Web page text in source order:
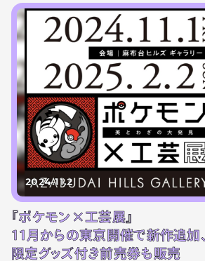
2024.11.2
『ポケモン×工芸展』
11月からの東京開催で新作追加、
限定グッズ付き前売券も販売